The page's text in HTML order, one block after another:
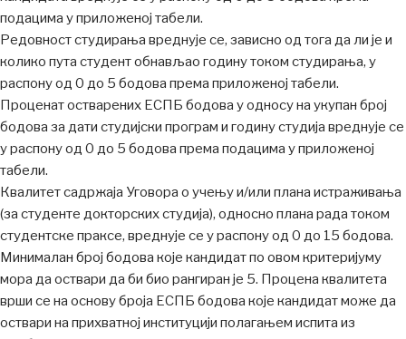
подацима у приложеној табели.
Редовност студирања вреднује се, зависно од тога да ли је и
колико пута студент обнављао годину током студирања, у
распону од 0 до 5 бодова према приложеној табели.
Проценат остварених ЕСПБ бодова у односу на укупан број
бодова за дати студијски програм и годину студија вреднује се
у распону од 0 до 5 бодова према подацима у приложеној
табели.
Квалитет садржаја Уговора о учењу и/или плана истраживања
(за студенте докторских студија), односно плана рада током
студентске праксе, вреднује се у распону од 0 до 15 бодова.
Минималан број бодова које кандидат по овом критеријуму
мора да оствари да би био рангиран је 5. Процена квалитета
врши се на основу броја ЕСПБ бодова које кандидат може да
оствари на прихватној институцији полагањем испита из